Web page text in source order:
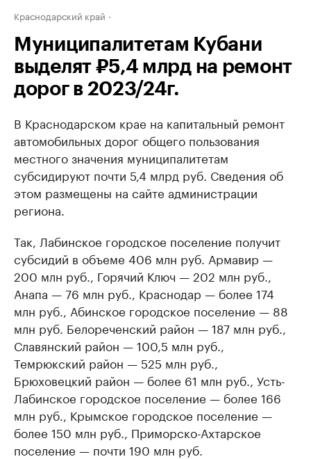
Краснодарский край
Муниципалитетам Кубани
выделят ₽5,4 млрд на ремонт
дорог в 2023/24г.
В Краснодарском крае на капитальный ремонт
автомобильных дорог общего пользования
местного значения муниципалитетам
субсидируют почти 5,4 млрд руб. Сведения об
этом размещены на сайте администрации
региона.
Так, Лабинское городское поселение получит
субсидий в объеме 406 млн руб. Армавир —
200 млн руб., Горячий Ключ — 202 млн руб.,
Анапа — 76 млн руб., Краснодар — более 174
млн руб., Абинское городское поселение — 88
млн руб. Белореченский район — 187 млн руб.,
Славянский район — 100,5 млн руб.,
Темрюкский район — 525 млн руб.,
Брюховецкий район — более 61 млн руб., Усть-
Лабинское городское поселение — более 166
млн руб., Крымское городское поселение —
более 150 млн руб., Приморско-Ахтарское
поселение — почти 190 млн руб.